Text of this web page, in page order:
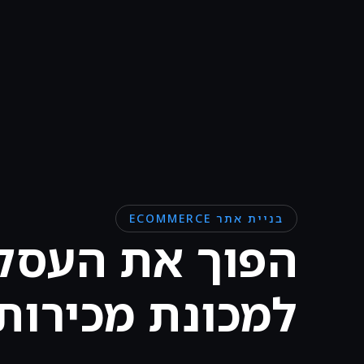
בניית אתר ECOMMERCE
הפוך את
למכונת